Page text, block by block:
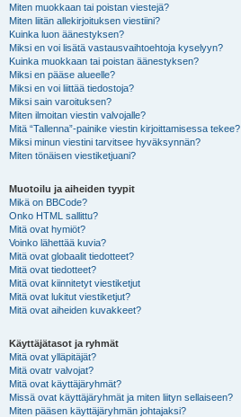
Miten muokkaan tai poistan viestejä?
Miten liitän allekirjoituksen viestiini?
Kuinka luon äänestyksen?
Miksi en voi lisätä vastausvaihtoehtoja kyselyyn?
Kuinka muokkaan tai poistan äänestyksen?
Miksi en pääse alueelle?
Miksi en voi liittää tiedostoja?
Miksi sain varoituksen?
Miten ilmoitan viestin valvojalle?
Mitä “Tallenna”-painike viestin kirjoittamisessa tekee?
Miksi minun viestini tarvitsee hyväksynnän?
Miten tönäisen viestiketjuani?
Muotoilu ja aiheiden tyypit
Mikä on BBCode?
Onko HTML sallittu?
Mitä ovat hymiöt?
Voinko lähettää kuvia?
Mitä ovat globaalit tiedotteet?
Mitä ovat tiedotteet?
Mitä ovat kiinnitetyt viestiketjut
Mitä ovat lukitut viestiketjut?
Mitä ovat aiheiden kuvakkeet?
Käyttäjätasot ja ryhmät
Mitä ovat ylläpitäjät?
Mitä ovatr valvojat?
Mitä ovat käyttäjäryhmät?
Missä ovat käyttäjäryhmät ja miten liityn sellaiseen?
Miten pääsen käyttäjäryhmän johtajaksi?